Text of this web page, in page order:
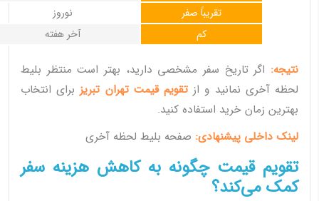
نوروز
تقریباً صفر
آخر هفته
کم
نتیجه: اگر تاریخ سفر مشخصی دارید، بهتر است منتظر بلیط
لحظه آخری نمانید و از تقویم قیمت تهران تبریزبرای انتخاب
بهترین زمان خرید استفاده کنید.
لینک داخلی پیشنهادی: صفحه بلیط لحظه آخری
تقویم قیمت چگونه به کاهش هزینه سفر
کمک می‌کند؟